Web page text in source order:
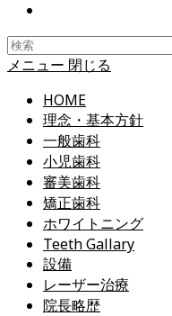
メニュー 閉じる
HOME
理念・基本方針
一般歯科
小児歯科
審美歯科
矯正歯科
ホワイトニング
Teeth Gallary
設備
レーザー治療
院長略歴